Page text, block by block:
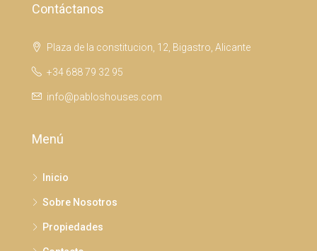
Contáctanos
Plaza de la constitucion, 12, Bigastro, Alicante
+34 688 79 32 95
info@pabloshouses.com
Menú
Inicio
Sobre Nosotros
Propiedades